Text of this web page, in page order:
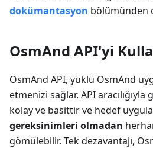
dokümantasyon bölümünden
OsmAnd API'yi
OsmAnd API, yüklü OsmAnd
etmenizi sağlar. API
kolay ve basittir ve hedef
gereksinimleri olmadan
gömülebilir. Tek dezavantajı,